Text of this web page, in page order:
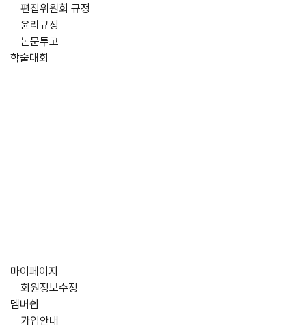
편집위원회 규정
윤리규정
논문투고
학술대회
마이페이지
회원정보수정
멤버쉽
가입안내